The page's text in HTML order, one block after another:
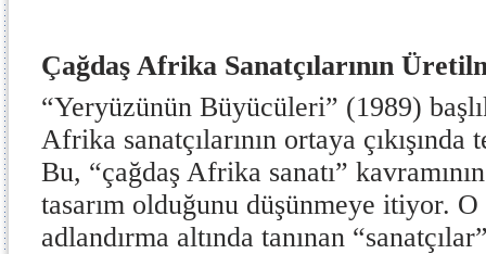
Çağdaş Afrika Sanatçılarının
“Yeryüzünün Büyücüleri” (1989)
Afrika sanatçılarının ortaya
Bu, “çağdaş Afrika sanatı”
tasarım olduğunu düşünmeye itiyor.
adlandırma altında tanınan